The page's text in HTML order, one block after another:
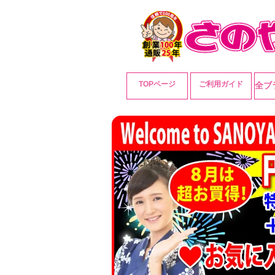
TOPページ ご利用ガイド 全ブ